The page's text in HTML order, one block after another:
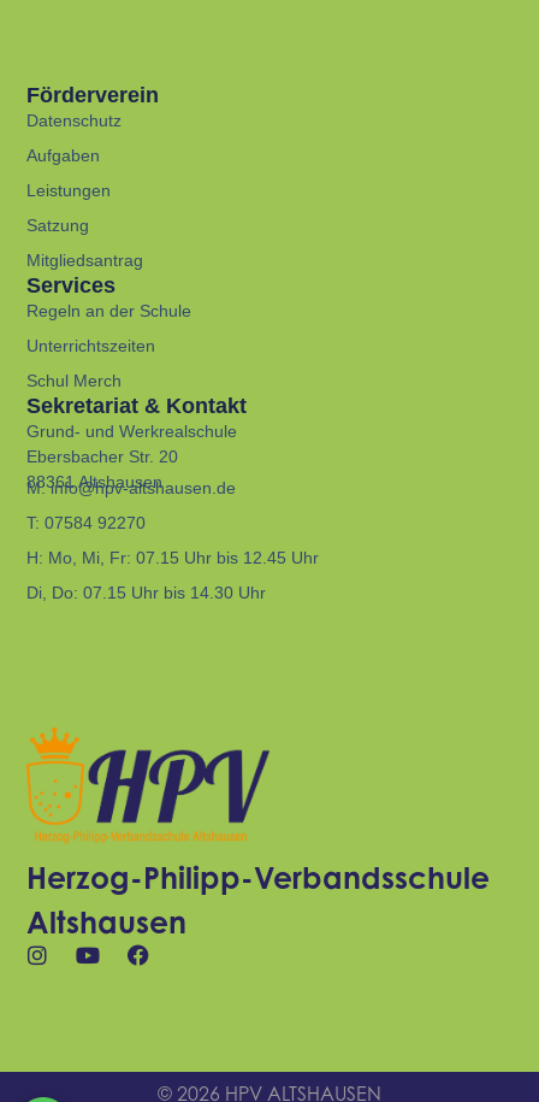
Herzog-Philipp-Verbandsschule
Altshausen
Förderverein
Datenschutz
Aufgaben
Leistungen
Satzung
Mitgliedsantrag
Services
Regeln an der Schule
Unterrichtszeiten
Schul Merch
Sekretariat & Kontakt
Grund- und Werkrealschule
Ebersbacher Str. 20
88361 Altshausen
M:info@hpv-altshausen.de
T: 07584 92270
H: Mo, Mi, Fr: 07.15 Uhr bis 12.45 Uhr
Di, Do: 07.15 Uhr bis 14.30 Uhr
© 2026 HPV ALTSHAUSEN